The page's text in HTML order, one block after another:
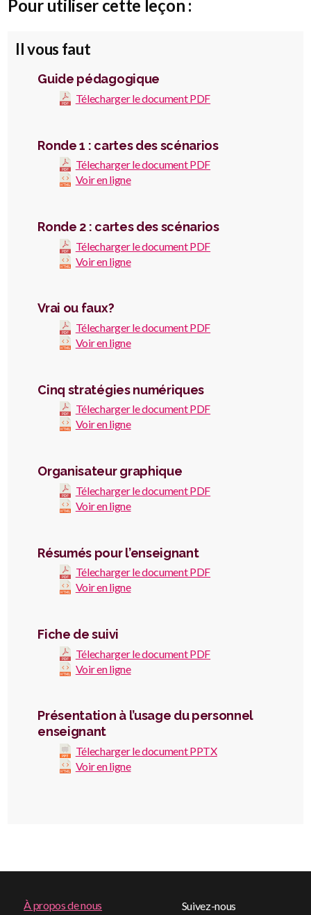
Pour utiliser cette leçon :
Il vous faut
Guide pédagogique
Télecharger le document PDF
Ronde 1 : cartes des scénarios
Télecharger le document PDF
Voir en ligne
Ronde 2 : cartes des scénarios
Télecharger le document PDF
Voir en ligne
Vrai ou faux?
Télecharger le document PDF
Voir en ligne
Cinq stratégies numériques
Télecharger le document PDF
Voir en ligne
Organisateur graphique
Télecharger le document PDF
Voir en ligne
Résumés pour l’enseignant
Télecharger le document PDF
Voir en ligne
Fiche de suivi
Télecharger le document PDF
Voir en ligne
Présentation à l’usage du personnel
enseignant
Télecharger le document PPTX
Voir en ligne
Footer
À propos de nous Suivez-nous